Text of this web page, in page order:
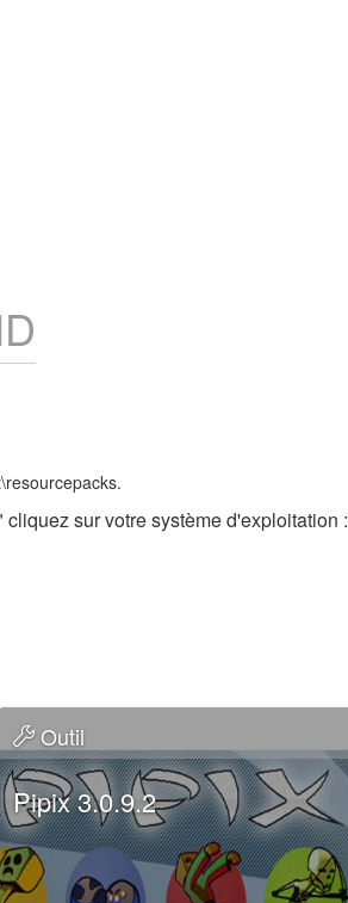
sur votre système d'exploitation :
Outil
Pipix 3.0.9.2